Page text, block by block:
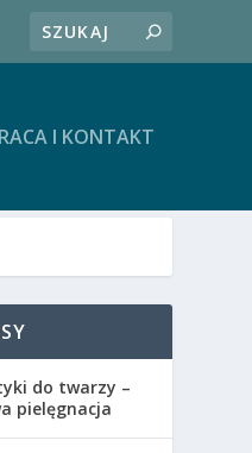
I KONTAKT
do twarzy –
pielęgnacja